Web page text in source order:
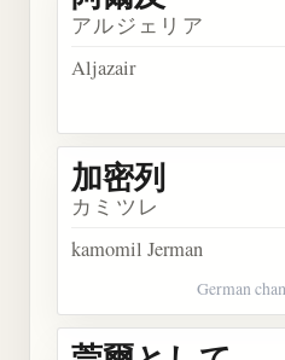
アルジェリア
Aljazair
加密列
カミツレ
kamomil Jerman
German